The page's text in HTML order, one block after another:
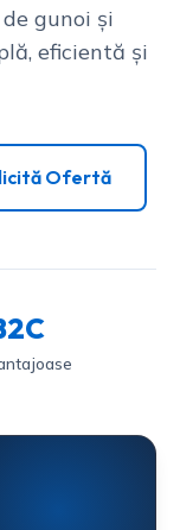
gunoi și
eficientă și
Ofertă